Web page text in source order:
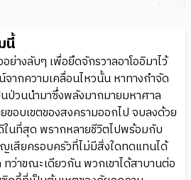
นี้
ย่างลับๆ เพื่อยึดจักรวาลอาโออิมาไว้
จากความเคลื่อนไหวนั้น หาทางกําจัด
นป่วนนํามาซึ่งพลังมากมายมหาศาล
ขอบเขตของสงครามออกไป จบลงด้วย
ในที่สุด พรากหลายชีวิตไปพร้อมกับ
เสียครอบครัวที่ไม่มีสิ่งใดทดแทนได้
ทว่าขณะเดียวกัน พวกเขาได้สาบานต่อ